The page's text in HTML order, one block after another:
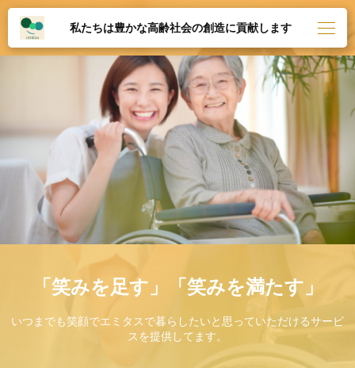
私たちは豊かな高齢社会の創造に貢献します
「笑みを足す」「笑みを満たす」
いつまでも笑顔でエミタスで暮らしたいと思っていただけるサービ
スを提供してます。